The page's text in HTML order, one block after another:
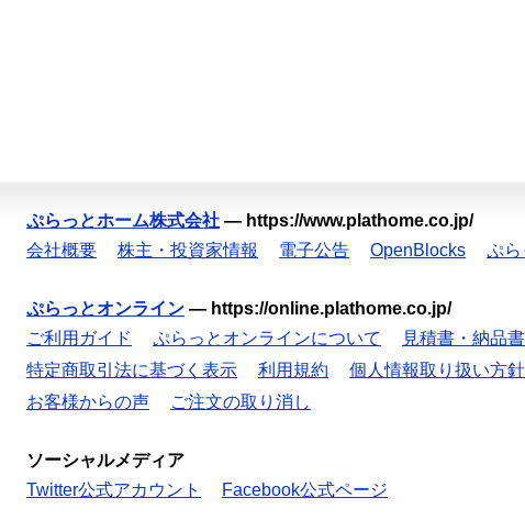
ぷらっとホーム株式会社 — https://www.plathome.co.jp/
会社概要
株主・投資家情報 電子公告 OpenBlocks ぷ
ぷらっとオンライン — https://online.plathome.co.jp/
ご利用ガイド
ぷらっとオンラインについて 見積書・納品
特定商取引法に基づく表示
利用規約 個人情報取り扱い方針
お客様からの声
ご注文の取り消し
ソーシャルメディア
Twitter公式アカウント
Facebook公式ページ